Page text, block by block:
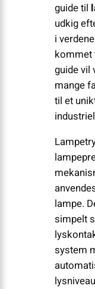
guide til
udkig
i
kommet
guide vil
mange
til et
lampe.
simpelt
system